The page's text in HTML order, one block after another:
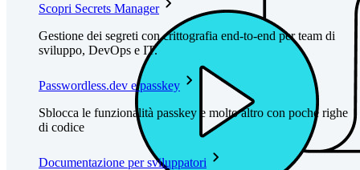
Scopri Secrets Manager
Gestione dei segreti con crittografia end-to-end per team di
sviluppo, DevOps e IT.
Passwordless.dev e passkey
Sblocca le funzionalità passkey e molto altro con poche righe
di codice
Documentazione per sviluppatori